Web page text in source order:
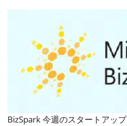
BizSpark 今週のスタートアップ